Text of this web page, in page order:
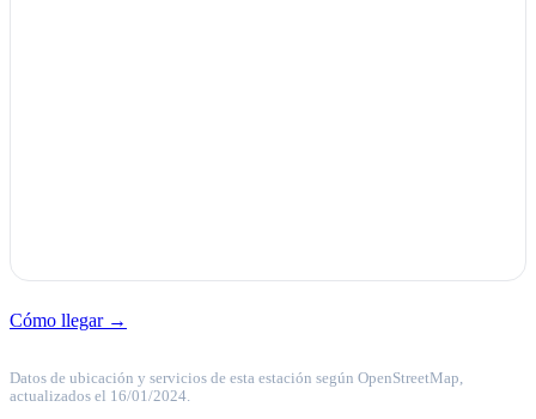
Cómo llegar →
Datos de ubicación y servicios de esta estación según OpenStreetMap,
actualizados el 16/01/2024.